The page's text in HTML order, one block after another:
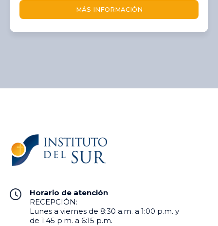
MÁS INFORMACIÓN
Horario de atención
RECEPCIÓN:
Lunes a viernes de 8:30 a.m. a 1:00 p.m. y
de 1:45 p.m. a 6:15 p.m.